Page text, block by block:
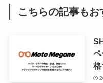
こちらの記事もお
格